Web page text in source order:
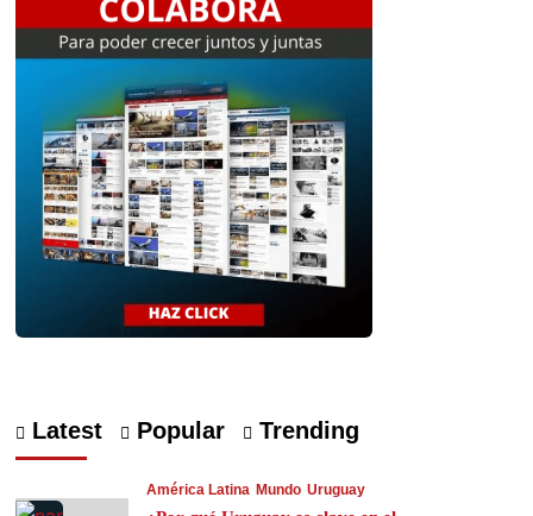
Latest Popular Trending
América Latina Mundo Uruguay